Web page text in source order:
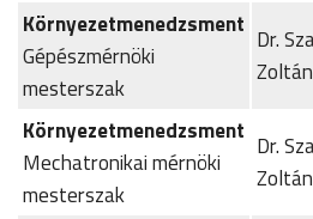
Környezetmenedzsment
Gépészmérnöki
mesterszak
Dr.
Zoltán
Környezetmenedzsment
Mechatronikai mérnöki
mesterszak
Dr.
Zoltán